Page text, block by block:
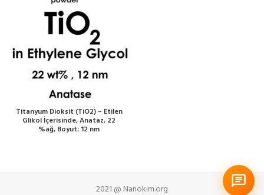
Titanyum Dioksit (TiO2) – Etilen
Glikol İçerisinde, Anataz, 22
%ağ, Boyut: 12 nm
2021 @ Nanokim.org